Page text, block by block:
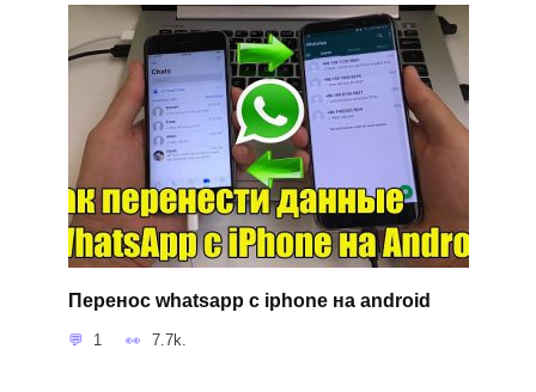
Перенос whatsapp с iphone на android
1 7.7k.